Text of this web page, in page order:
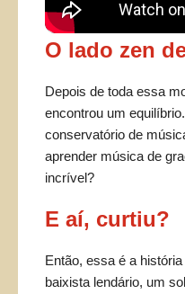
O lado zen
Depois de toda essa
encontrou um
conservatório de
aprender música de
incrível?
E aí, curtiu?
Então, essa é a
baixista lendário, um